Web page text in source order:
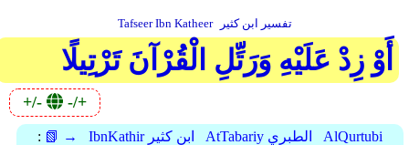
Tafseer Ibn Katheer تفسير ابن كثير
أَوْ زِدْ عَلَيْهِ وَرَتِّلِ الْقُرْآنَ تَرْتِيلًا
+/- -/+
: 📗 → IbnKathir ابن كثير AtTabariy الطبري
AlQurtubi